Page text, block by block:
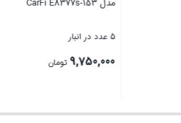
مدل CarFi E8377s-153
5 عدد در انبار
9,750,000
بستن